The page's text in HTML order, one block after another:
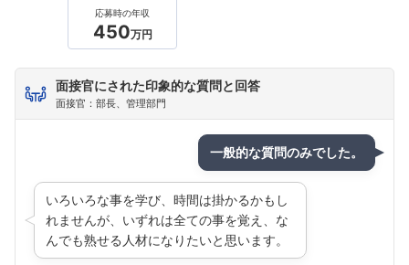
応募時の年収
450万円
面接官にされた印象的な質問と回答
面接官：部長、管理部門
一般的な質問のみでした。
いろいろな事を学び、時間は掛かるかもし
れませんが、いずれは全ての事を覚え、な
んでも熟せる人材になりたいと思います。